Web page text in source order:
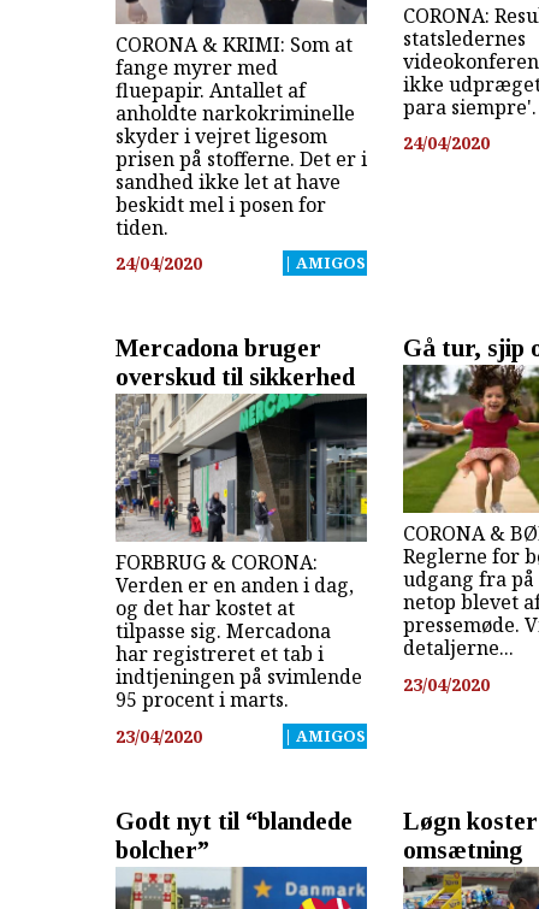
CORONA & KRIMI: Som at
fange myrer med
fluepapir. Antallet af
anholdte narkokriminelle
skyder i vejret ligesom
prisen på stofferne. Det er i
sandhed ikke let at have
beskidt mel i posen for
tiden.
24/04/2020 | AMIGOS
CORONA:
statsledernes
ikke
para siempre'.
24/04/2020
Mercadona bruger
overskud til sikkerhed
FORBRUG & CORONA:
Verden er en anden i dag,
og det har kostet at
tilpasse sig. Mercadona
har registreret et tab i
indtjeningen på svimlende
95 procent i marts.
23/04/2020 | AMIGOS
Gå tur, sjip
CORONA &
Reglerne for
udgang fra på
netop blevet
pressemøde.
detaljerne...
23/04/2020
Godt nyt til “blandede
bolcher”
Løgn koster
omsætning